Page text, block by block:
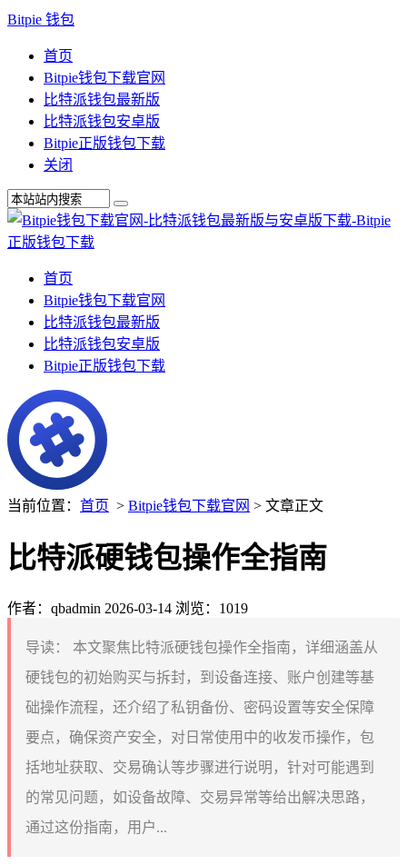
Bitpie 钱包
首页
Bitpie钱包下载官网
比特派钱包最新版
比特派钱包安卓版
Bitpie正版钱包下载
关闭
首页
Bitpie钱包下载官网
比特派钱包最新版
比特派钱包安卓版
Bitpie正版钱包下载
当前位置： 首页 > Bitpie钱包下载官网 > 文章正文
比特派硬钱包操作全指南
作者：qbadmin 2026-03-14 浏览：1019
导读：
本文聚焦比特派硬钱包操作全指南，详细涵盖从
硬钱包的初始购买与拆封，到设备连接、账户创建等基
础操作流程，还介绍了私钥备份、密码设置等安全保障
要点，确保资产安全，对日常使用中的收发币操作，包
括地址获取、交易确认等步骤进行说明，针对可能遇到
的常见问题，如设备故障、交易异常等给出解决思路，
通过这份指南，用户...